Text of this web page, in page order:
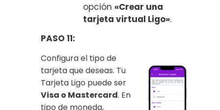
opción «Crear una
tarjeta virtual Ligo».
PASO 11:
Configura el tipo de
tarjeta que deseas. Tu
Tarjeta Ligo puede ser
Visa o Mastercard. En
tipo de moneda,